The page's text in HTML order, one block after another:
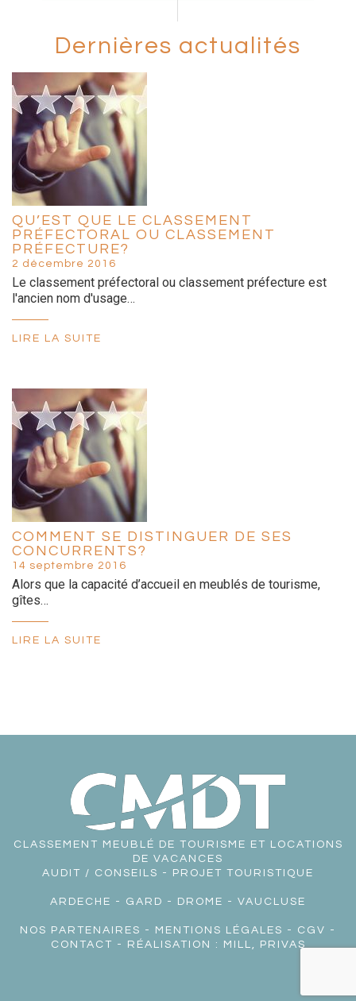
Dernières actualités
QU’EST QUE LE CLASSEMENT
PRÉFECTORAL OU CLASSEMENT
PRÉFECTURE?
2 décembre 2016
Le classement préfectoral ou classement préfecture est
l'ancien nom d'usage…
LIRE LA SUITE
COMMENT SE DISTINGUER DE SES
CONCURRENTS?
14 septembre 2016
Alors que la capacité d’accueil en meublés de tourisme,
gîtes…
LIRE LA SUITE
CLASSEMENT MEUBLÉ DE TOURISME ET LOCATIONS
DE VACANCES
AUDIT / CONSEILS - PROJET TOURISTIQUE
ARDECHE - GARD - DROME - VAUCLUSE
NOS PARTENAIRES - MENTIONS LÉGALES - CGV -
CONTACT - RÉALISATION : MILL, PRIVAS